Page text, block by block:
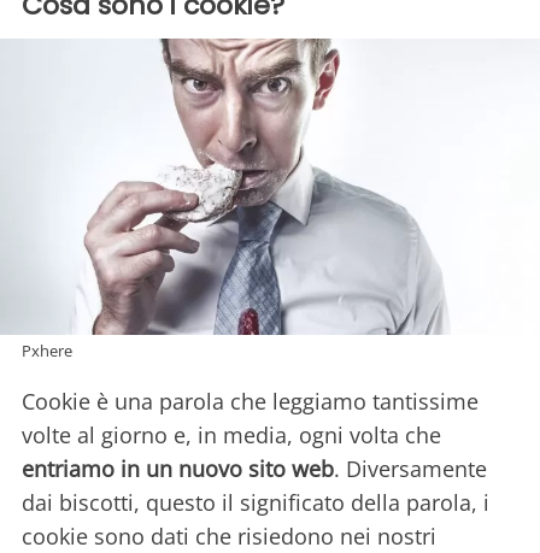
Pxhere
Cookie è una parola che leggiamo tantissime
volte al giorno e, in media, ogni volta che
entriamo in un nuovo sito web. Diversamente
dai biscotti, questo il significato della parola, i
cookie sono dati che risiedono nei nostri